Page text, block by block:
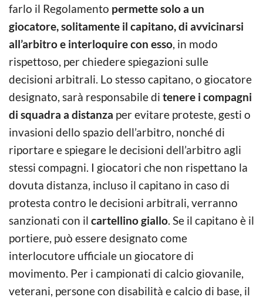
farlo il Regolamento permette solo a un
giocatore, solitamente il capitano, di avvicinarsi
all’arbitro e interloquire con esso , in modo
rispettoso, per chiedere spiegazioni sulle
decisioni arbitrali. Lo stesso capitano, o giocatore
designato, sarà responsabile di tenere i compagni
di squadra a distanza per evitare proteste, gesti o
invasioni dello spazio dell’arbitro, nonché di
riportare e spiegare le decisioni dell’arbitro agli
stessi compagni. I giocatori che non rispettano la
dovuta distanza, incluso il capitano in caso di
protesta contro le decisioni arbitrali, verranno
sanzionati con il cartellino giallo . Se il capitano è il
portiere, può essere designato come
interlocutore ufficiale un giocatore di
movimento. Per i campionati di calcio giovanile,
veterani, persone con disabilità e calcio di base, il